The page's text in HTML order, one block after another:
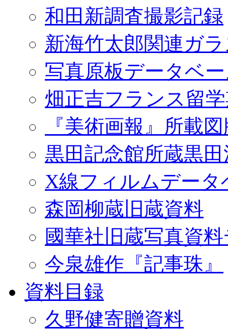
和田新調査撮影記録
新海竹太郎関連ガ
写真原板データベ
畑正吉フランス留
『美術画報』所載
黒田記念館所蔵黒
X線フィルムデータ
森岡柳蔵旧蔵資料
國華社旧蔵写真資
今泉雄作『記事珠』
資料目録
久野健寄贈資料